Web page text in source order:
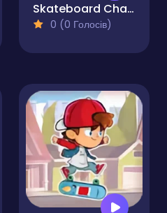
Skateboard Challenges
0 (0 Голосів)